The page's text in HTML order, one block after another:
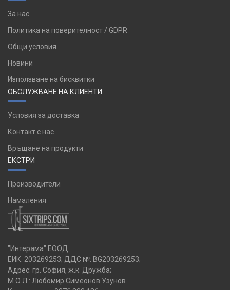
За нас
Политика на поверителност / GDPR
Общи условия
Новини
Използване на бисквитки
ОБСЛУЖВАНЕ НА КЛИЕНТИ
Условия за доставка
Контакт с нас
Връщане на продукти
ЕКСТРИ
Производители
Намаления
"Интерама" ЕООД
ЕИК: 203269253; ДДС №: BG203269253;
Адрес: гр. София, ж.к. Дружба;
М.О.Л.: Любомир Симеонов Узунов